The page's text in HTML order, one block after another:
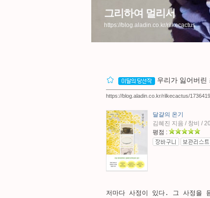
그리하여 멀리서
https://blog.aladin.co.kr/rilkecactus
우리가 잃어버린
https://blog.aladin.co.kr/rilkecactus/
달걀의 온기
김혜진 지음 / 창비 /
평점 :
저마다 사정이 있다. 그 사정을